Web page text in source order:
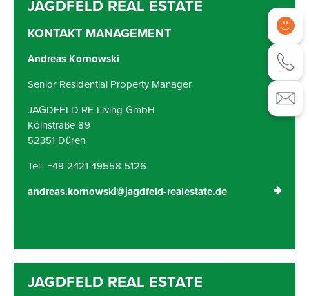
KONTAKT MANAGEMENT
Andreas Kornowski
Senior Residential Property Manager
JAGDFELD RE Living GmbH
Kölnstraße 89
52351 Düren
Tel: +49 2421 49558 5126
andreas.kornowski@jagdfeld-realestate.de